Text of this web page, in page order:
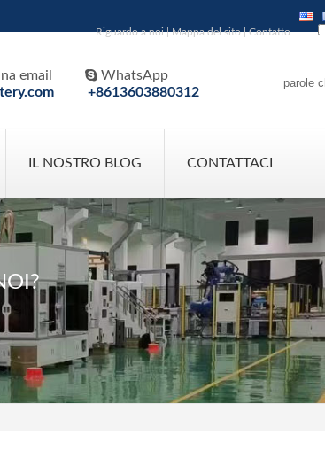
Riguardo a noi|Mappa del sito|Contatto
email
 WhatsApp
+8613603880312
IL NOSTRO BLOG CONTATTACI